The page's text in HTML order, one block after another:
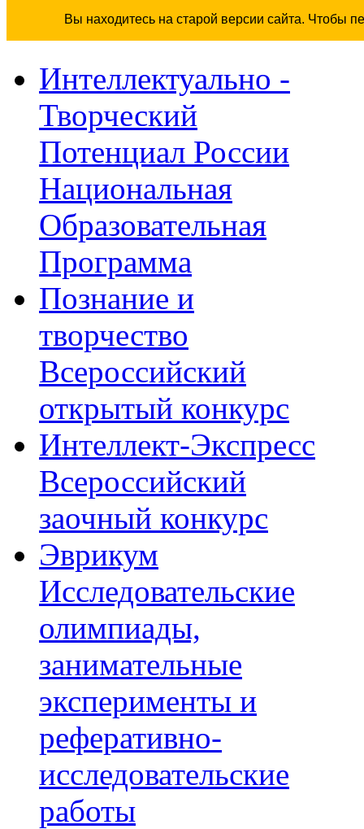
Вы находитесь на старой версии сайта. Чтобы
Интеллектуально -
Творческий
Потенциал России
Национальная
Образовательная
Программа
Познание и
творчество
Всероссийский
открытый конкурс
Интеллект-Экспресс
Всероссийский
заочный конкурс
Эврикум
Исследовательские
олимпиады,
занимательные
эксперименты и
реферативно-
исследовательские
работы